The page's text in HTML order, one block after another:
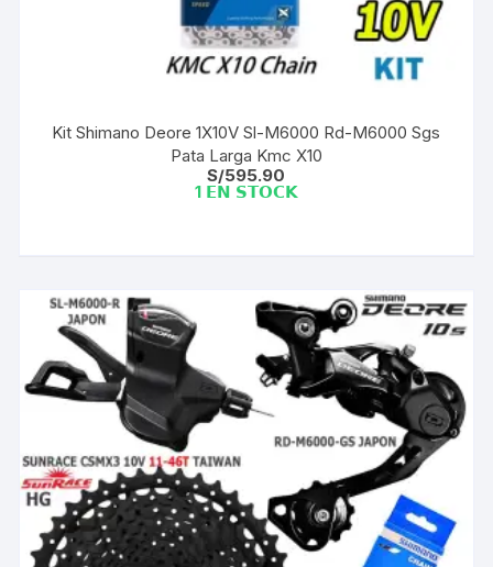
Kit Shimano Deore 1X10V Sl-M6000 Rd-M6000 Sgs
Pata Larga Kmc X10
S/595.90
1 𝗘𝗡 𝗦𝗧𝗢𝗖𝗞